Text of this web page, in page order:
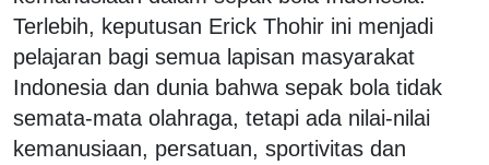
Terlebih, keputusan Erick Thohir ini menjadi
pelajaran bagi semua lapisan masyarakat
Indonesia dan dunia bahwa sepak bola tidak
semata-mata olahraga, tetapi ada nilai-nilai
kemanusiaan, persatuan, sportivitas dan